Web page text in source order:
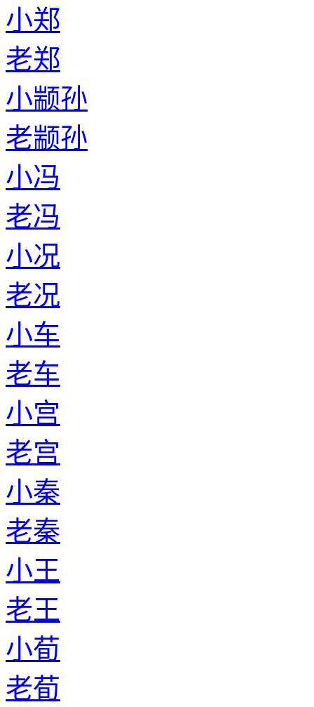
小郑
老郑
小颛孙
老颛孙
小冯
老冯
小况
老况
小车
老车
小宫
老宫
小秦
老秦
小王
老王
小荀
老荀